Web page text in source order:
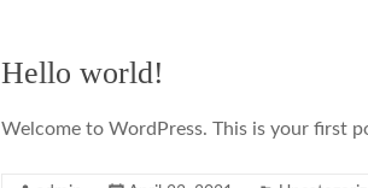
Hello world!
Welcome to WordPress. This is your first